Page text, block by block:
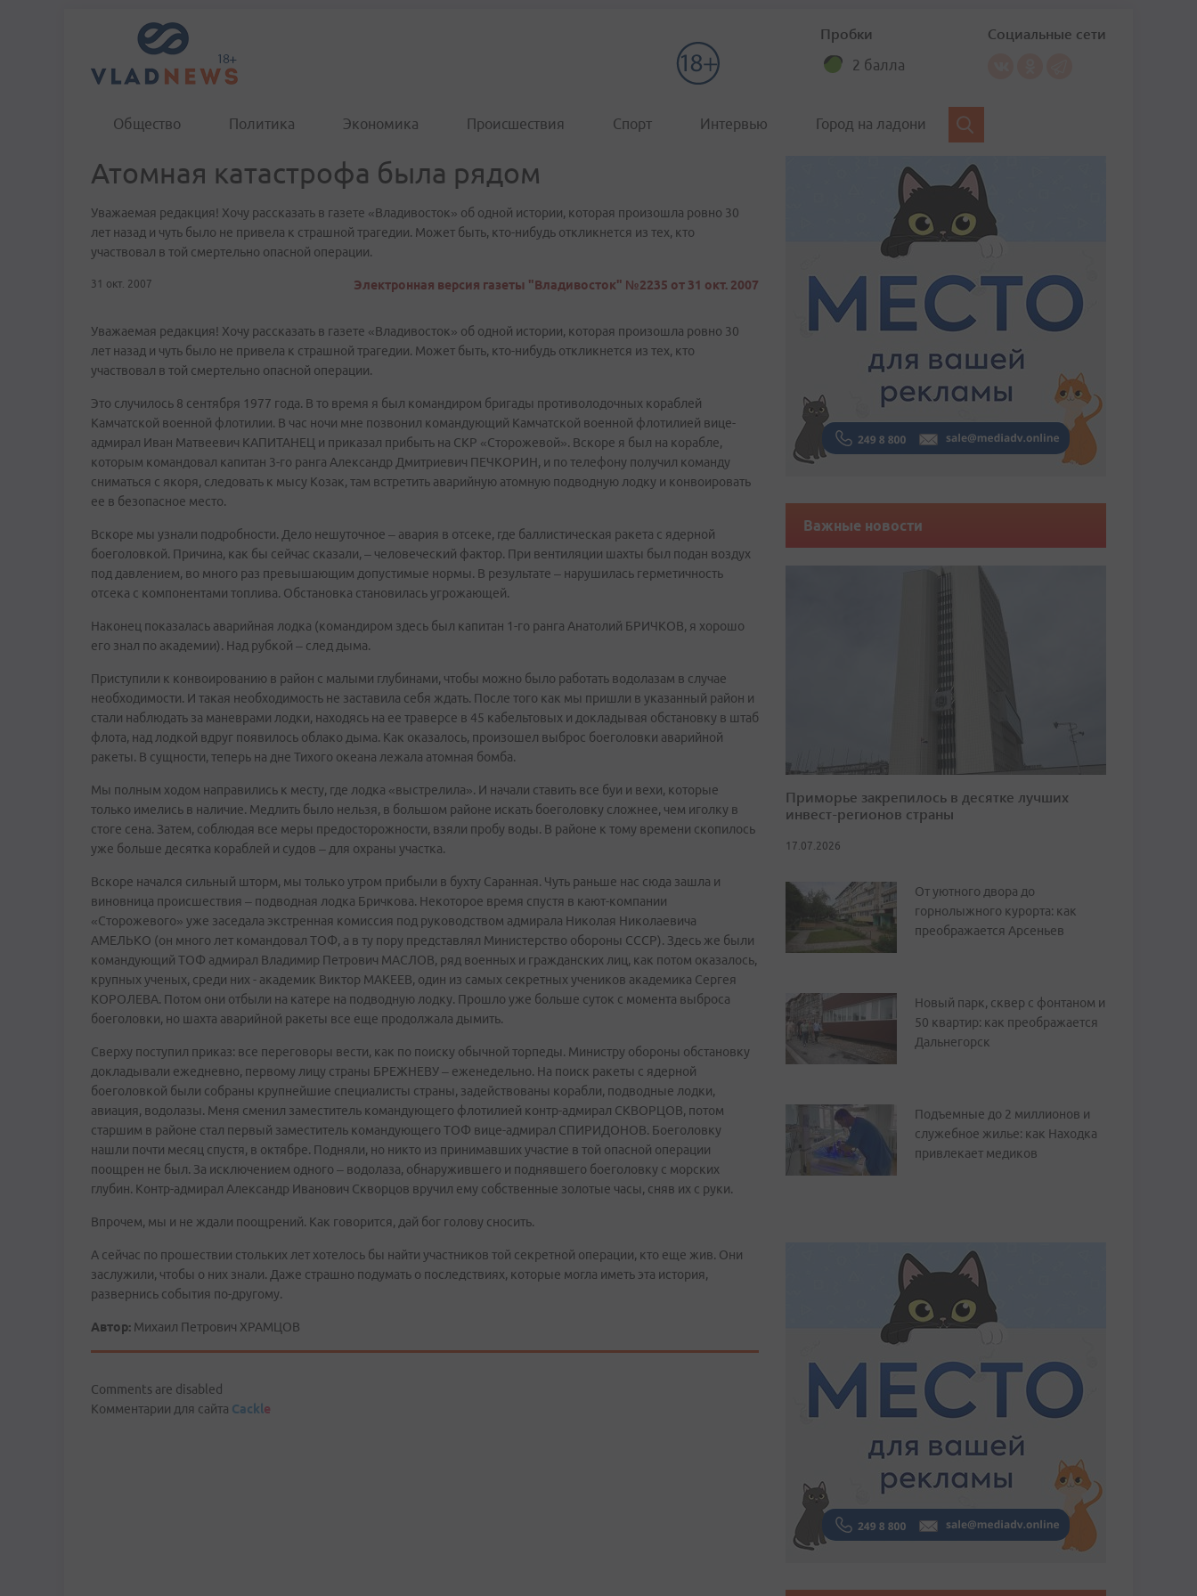
Пробки
2 балла
Социальные сети
Общество Политика Экономика Происшествия Спорт Интервью Город на ладони
Атомная катастрофа была рядом
Уважаемая редакция! Хочу рассказать в газете «Владивосток» об одной истории, которая произошла ровно 30
лет назад и чуть было не привела к страшной трагедии. Может быть, кто-нибудь откликнется из тех, кто
участвовал в той смертельно опасной операции.
31 окт. 2007 Электронная версия газеты "Владивосток" №2235 от 31 окт. 2007
Уважаемая редакция! Хочу рассказать в газете «Владивосток» об одной истории, которая произошла ровно 30
лет назад и чуть было не привела к страшной трагедии. Может быть, кто-нибудь откликнется из тех, кто
участвовал в той смертельно опасной операции.
Это случилось 8 сентября 1977 года. В то время я был командиром бригады противолодочных кораблей
Камчатской военной флотилии. В час ночи мне позвонил командующий Камчатской военной флотилией вице-
адмирал Иван Матвеевич КАПИТАНЕЦ и приказал прибыть на СКР «Сторожевой». Вскоре я был на корабле,
которым командовал капитан 3-го ранга Александр Дмитриевич ПЕЧКОРИН, и по телефону получил команду
сниматься с якоря, следовать к мысу Козак, там встретить аварийную атомную подводную лодку и конвоировать
ее в безопасное место.
Вскоре мы узнали подробности. Дело нешуточное – авария в отсеке, где баллистическая ракета с ядерной
боеголовкой. Причина, как бы сейчас сказали, – человеческий фактор. При вентиляции шахты был подан воздух
под давлением, во много раз превышающим допустимые нормы. В результате – нарушилась герметичность
отсека с компонентами топлива. Обстановка становилась угрожающей.
Наконец показалась аварийная лодка (командиром здесь был капитан 1-го ранга Анатолий БРИЧКОВ, я хорошо
его знал по академии). Над рубкой – след дыма.
Приступили к конвоированию в район с малыми глубинами, чтобы можно было работать водолазам в случае
необходимости. И такая необходимость не заставила себя ждать. После того как мы пришли в указанный район и
стали наблюдать за маневрами лодки, находясь на ее траверсе в 45 кабельтовых и докладывая обстановку в штаб
флота, над лодкой вдруг появилось облако дыма. Как оказалось, произошел выброс боеголовки аварийной
ракеты. В сущности, теперь на дне Тихого океана лежала атомная бомба.
Мы полным ходом направились к месту, где лодка «выстрелила». И начали ставить все буи и вехи, которые
только имелись в наличие. Медлить было нельзя, в большом районе искать боеголовку сложнее, чем иголку в
стоге сена. Затем, соблюдая все меры предосторожности, взяли пробу воды. В районе к тому времени скопилось
уже больше десятка кораблей и судов – для охраны участка.
Вскоре начался сильный шторм, мы только утром прибыли в бухту Саранная. Чуть раньше нас сюда зашла и
виновница происшествия – подводная лодка Бричкова. Некоторое время спустя в кают-компании
«Сторожевого» уже заседала экстренная комиссия под руководством адмирала Николая Николаевича
АМЕЛЬКО (он много лет командовал ТОФ, а в ту пору представлял Министерство обороны СССР). Здесь же были
командующий ТОФ адмирал Владимир Петрович МАСЛОВ, ряд военных и гражданских лиц, как потом оказалось,
крупных ученых, среди них - академик Виктор МАКЕЕВ, один из самых секретных учеников академика Сергея
КОРОЛЕВА. Потом они отбыли на катере на подводную лодку. Прошло уже больше суток с момента выброса
боеголовки, но шахта аварийной ракеты все еще продолжала дымить.
Сверху поступил приказ: все переговоры вести, как по поиску обычной торпеды. Министру обороны обстановку
докладывали ежедневно, первому лицу страны БРЕЖНЕВУ – еженедельно. На поиск ракеты с ядерной
боеголовкой были собраны крупнейшие специалисты страны, задействованы корабли, подводные лодки,
авиация, водолазы. Меня сменил заместитель командующего флотилией контр-адмирал СКВОРЦОВ, потом
старшим в районе стал первый заместитель командующего ТОФ вице-адмирал СПИРИДОНОВ. Боеголовку
нашли почти месяц спустя, в октябре. Подняли, но никто из принимавших участие в той опасной операции
поощрен не был. За исключением одного – водолаза, обнаружившего и поднявшего боеголовку с морских
глубин. Контр-адмирал Александр Иванович Скворцов вручил ему собственные золотые часы, сняв их с руки.
Впрочем, мы и не ждали поощрений. Как говорится, дай бог голову сносить.
А сейчас по прошествии стольких лет хотелось бы найти участников той секретной операции, кто еще жив. Они
заслужили, чтобы о них знали. Даже страшно подумать о последствиях, которые могла иметь эта история,
развернись события по-другому.
Автор: Михаил Петрович ХРАМЦОВ
Comments are disabled
Комментарии для сайта Cackle
Важные новости
Приморье закрепилось в десятке лучших
инвест-регионов страны
17.07.2026
От уютного двора до
горнолыжного курорта: как
преображается Арсеньев
Новый парк, сквер с фонтаном и
50 квартир: как преображается
Дальнегорск
Подъемные до 2 миллионов и
служебное жилье: как Находка
привлекает медиков